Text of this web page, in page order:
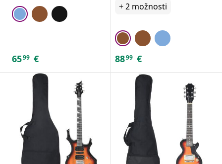
6599 €
+2 možnosti
8899 €